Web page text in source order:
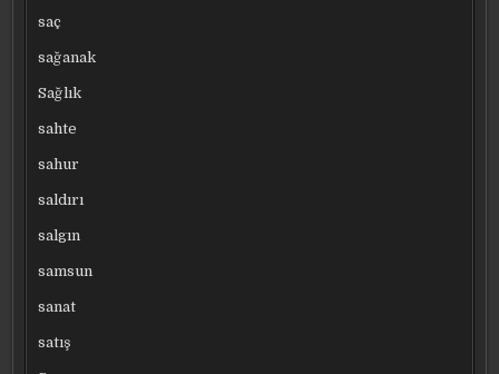
saç
sağanak
Sağlık
sahte
sahur
saldırı
salgın
samsun
sanat
satış